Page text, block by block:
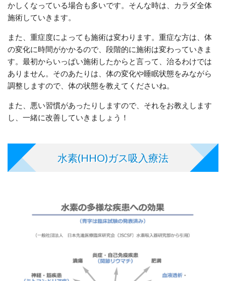
かしくなっている場合も多いです。そんな時は、カラダ全体
施術していきます。
また、重症度によっても施術は変わります。重症な方は、体
の変化に時間がかかるので、段階的に施術は変わっていきま
す。最初からいっぱい施術したからと言って、治るわけでは
ありません。そのあたりは、体の変化や睡眠状態をみながら
調整しますので、体の状態を教えてくださいね。
また、悪い習慣があったりしますので、それをお教えします
し、一緒に改善していきましょう！
水素(HHO)ガス吸入療法